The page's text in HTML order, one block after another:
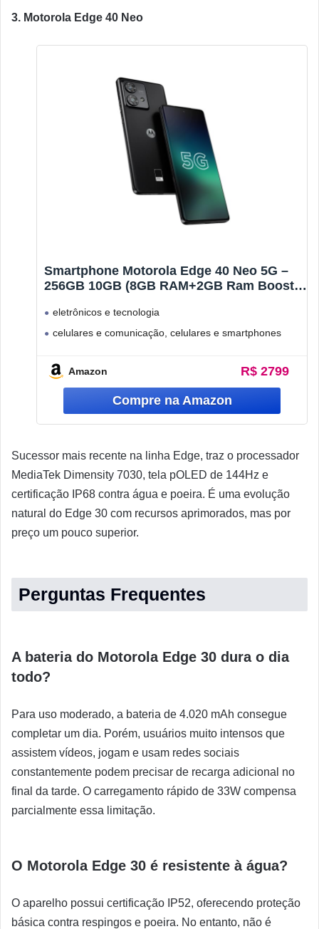
3. Motorola Edge 40 Neo
Smartphone Motorola Edge 40 Neo 5G –
256GB 10GB (8GB RAM+2GB Ram Boost)
Black Beauty
eletrônicos e tecnologia
celulares e comunicação, celulares e smartphones
Amazon
R$ 2799
Sucessor mais recente na linha Edge, traz o processador
MediaTek Dimensity 7030, tela pOLED de 144Hz e
certificação IP68 contra água e poeira. É uma evolução
natural do Edge 30 com recursos aprimorados, mas por
preço um pouco superior.
Perguntas Frequentes
A bateria do Motorola Edge 30 dura o dia
todo?
Para uso moderado, a bateria de 4.020 mAh consegue
completar um dia. Porém, usuários muito intensos que
assistem vídeos, jogam e usam redes sociais
constantemente podem precisar de recarga adicional no
final da tarde. O carregamento rápido de 33W compensa
parcialmente essa limitação.
O Motorola Edge 30 é resistente à água?
O aparelho possui certificação IP52, oferecendo proteção
básica contra respingos e poeira. No entanto, não é